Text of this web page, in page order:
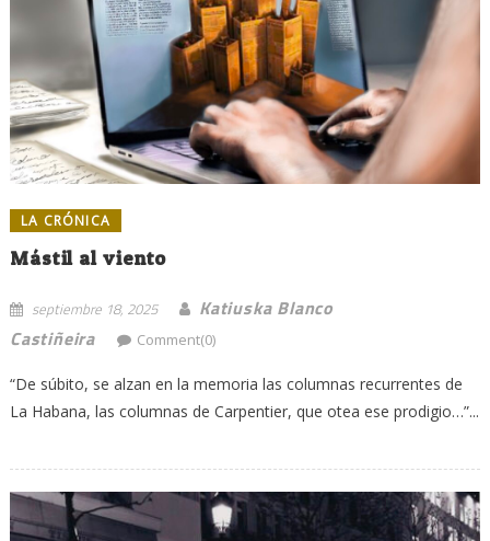
LA CRÓNICA
Mástil al viento
septiembre 18, 2025
Katiuska Blanco
Castiñeira
Comment(0)
“De súbito, se alzan en la memoria las columnas recurrentes de
La Habana, las columnas de Carpentier, que otea ese prodigio…”...